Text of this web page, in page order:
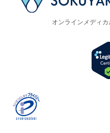
オンラインメディ